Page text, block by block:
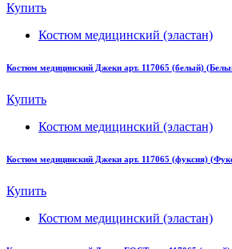
Купить
Костюм медицинский (эластан)
Костюм медицинский Джеки арт. 117065 (белый)
Купить
Костюм медицинский (эластан)
Костюм медицинский Джеки арт. 117065 (фуксия)
Купить
Костюм медицинский (эластан)